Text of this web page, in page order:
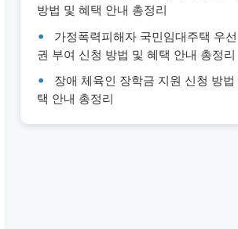
방법 및 혜택 안내 총정리
가정폭력피해자 국민임대주택 우
권 부여 신청 방법 및 혜택 안내 총정리
장애 체육인 장학금 지원 신청 방법
택 안내 총정리